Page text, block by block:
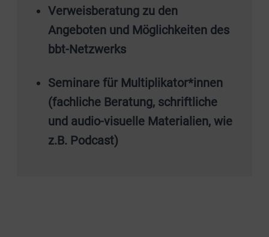
Verweisberatung zu den
Angeboten und Möglichkeiten des
bbt-Netzwerks
Seminare für Multiplikator*innen
(fachliche Beratung, schriftliche
und audio-visuelle Materialien, wie
z.B. Podcast)